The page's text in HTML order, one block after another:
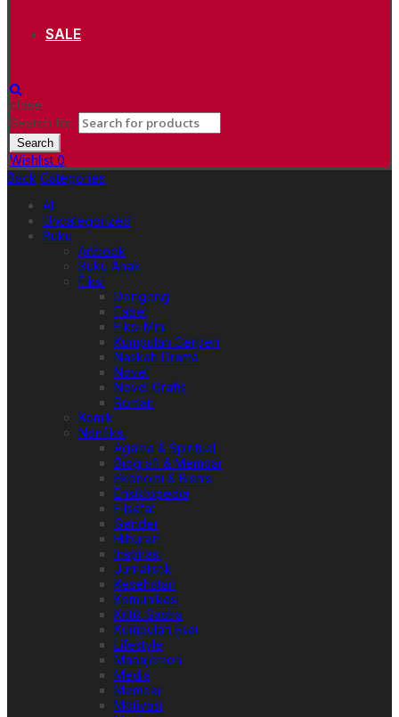
SALE
close
Search for:
Search
Wishlist 0
Back Categories
All
Uncategorized
Buku
Artbook
Buku Anak
Fiksi
Dongeng
Fabel
Fiksi Mini
Kumpulan Cerpen
Naskah Drama
Novel
Novel Grafis
Roman
Komik
Nonfiksi
Agama & Spiritual
Biografi & Memoar
Ekonomi & Bisnis
Ensiklopedia
Filsafat
Gender
Hiburan
Inspirasi
Jurnalistik
Kesehatan
Komunikasi
Kritik Sastra
Kumpulan Esai
Lifestyle
Manajemen
Media
Memoar
Motivasi